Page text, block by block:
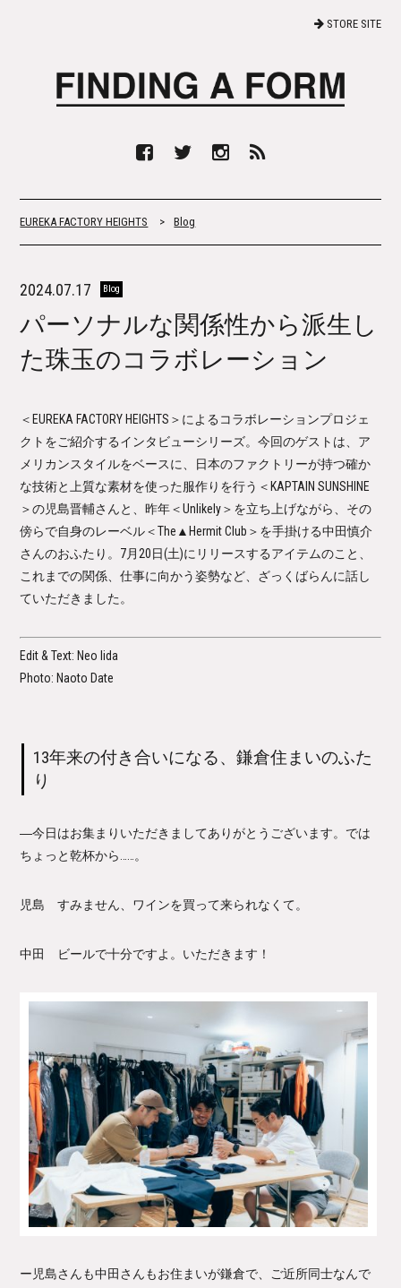
STORE SITE
EUREKA FACTORY HEIGHTS > Blog
2024.07.17 Blog
パーソナルな関係性から派生し
た珠玉のコラボレーション
＜EUREKA FACTORY HEIGHTS＞によるコラボレーションプロジェ
クトをご紹介するインタビューシリーズ。今回のゲストは、ア
メリカンスタイルをベースに、日本のファクトリーが持つ確か
な技術と上質な素材を使った服作りを行う＜KAPTAIN SUNSHINE
＞の児島晋輔さんと、昨年＜Unlikely＞を立ち上げながら、その
傍らで自身のレーベル＜The▲Hermit Club＞を手掛ける中田慎介
さんのおふたり。7月20日(土)にリリースするアイテムのこと、
これまでの関係、仕事に向かう姿勢など、ざっくばらんに話し
ていただきました。
Edit & Text: Neo Iida
Photo: Naoto Date
13年来の付き合いになる、鎌倉住まいのふた
り
―今日はお集まりいただきましてありがとうございます。では
ちょっと乾杯から……。
児島 すみません、ワインを買って来られなくて。
中田 ビールで十分ですよ。いただきます！
ー児島さんも中田さんもお住まいが鎌倉で、ご近所同士なんで